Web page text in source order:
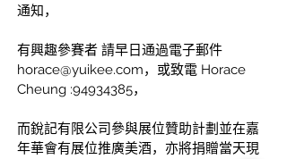
通知，
有興趣參賽者 請早日通過電子郵件
horace@yuikee.com，或致電 Horace
Cheung :94934385，
而銳記有限公司參與展位贊助計劃並在嘉
年華會有展位推廣美酒，亦將捐贈當天現